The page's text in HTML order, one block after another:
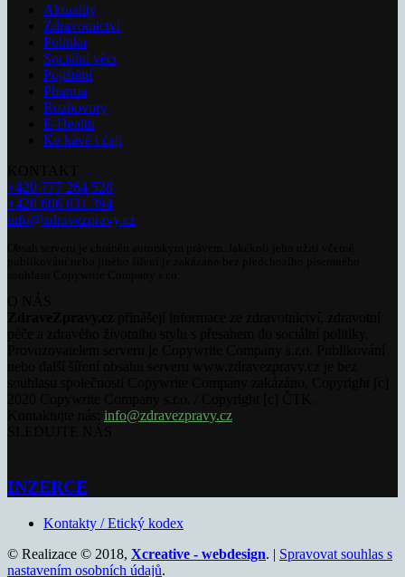
Aktuality
Zdravotnictví
Politika
Sociální věci
Pojištění
Pharma
Rozhovory
E-Health
Ke kávě i čaji
+420 777 264 528
+420 606 831 394
info@zdravezpravy.cz
info@zdravezpravy.cz
INZERCE
Kontakty / Etický kodex
© Realizace © 2018, Xcreative - webdesign. | Spravovat souhlas s
nastavením osobních údajů.